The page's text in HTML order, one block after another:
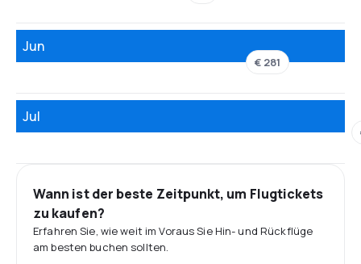
Jun
€ 281
Jul
Wann ist der beste Zeitpunkt, um Flugtickets
zu kaufen?
Erfahren Sie, wie weit im Voraus Sie Hin- und Rückflüge
am besten buchen sollten.